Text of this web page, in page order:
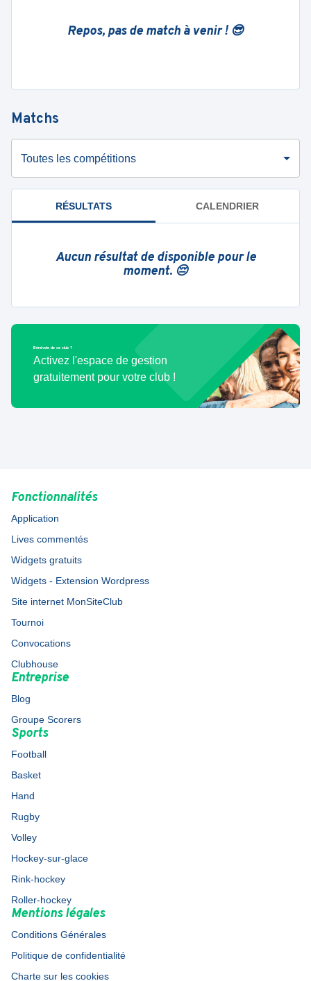
Repos, pas de match à venir ! 😎
Matchs
Toutes les compétitions
RÉSULTATS CALENDRIER
Aucun résultat de disponible pour le
moment. 😔
Bénévole de ce club ?
Activez l'espace de gestion
gratuitement pour votre club !
Fonctionnalités
Application
Lives commentés
Widgets gratuits
Widgets - Extension Wordpress
Site internet MonSiteClub
Tournoi
Convocations
Clubhouse
Entreprise
Blog
Groupe Scorers
Sports
Football
Basket
Hand
Rugby
Volley
Hockey-sur-glace
Rink-hockey
Roller-hockey
Mentions légales
Conditions Générales
Politique de confidentialité
Charte sur les cookies